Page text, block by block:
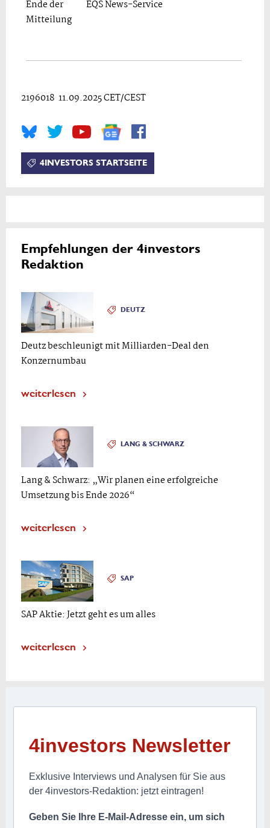
Ende der
Mitteilung
EQS News-Service
2196018 11.09.2025 CET/CEST
4INVESTORS STARTSEITE
Empfehlungen der 4investors
Redaktion
DEUTZ
Deutz beschleunigt mit Milliarden-Deal den
Konzernumbau
weiterlesen
LANG & SCHWARZ
Lang & Schwarz: „Wir planen eine erfolgreiche
Umsetzung bis Ende 2026“
weiterlesen
SAP
SAP Aktie: Jetzt geht es um alles
weiterlesen
4investors Newsletter
Exklusive Interviews und Analysen für Sie aus
der 4investors-Redaktion: jetzt eintragen!
Geben Sie Ihre E-Mail-Adresse ein, um sich